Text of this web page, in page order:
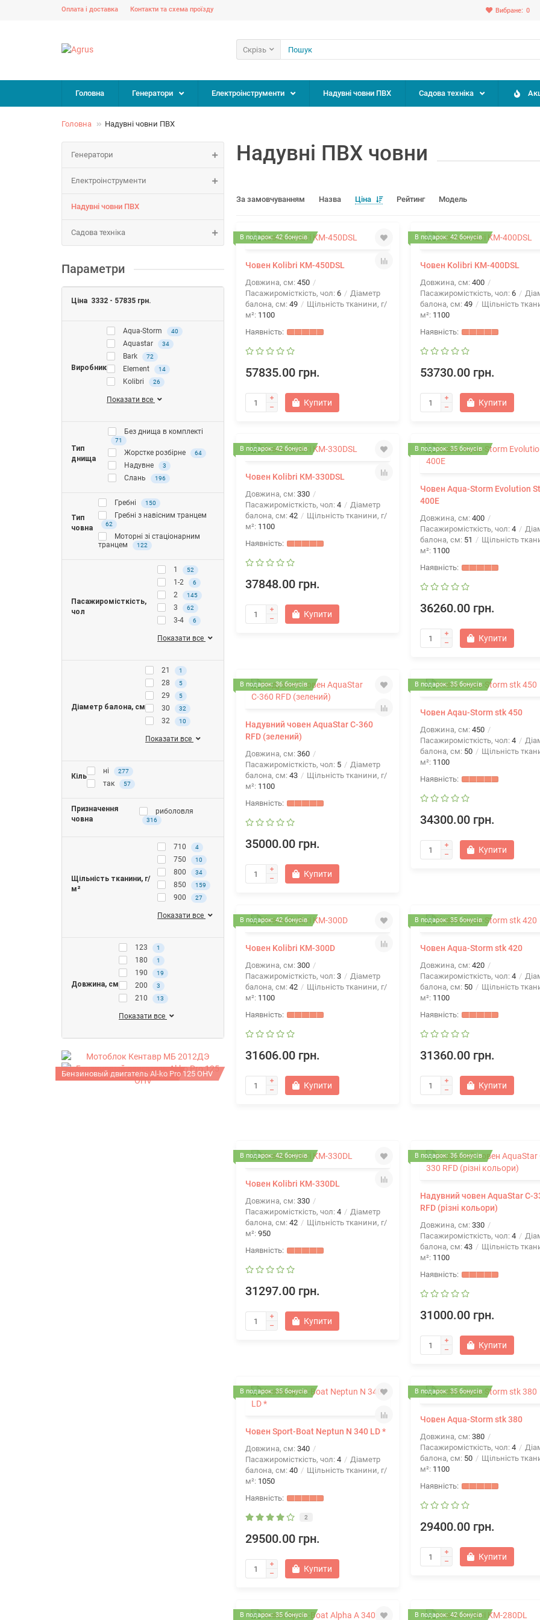
Вибране: 0
Оплата і доставка Контакти та схема проїзду
Скрізь
Головна Генератори Електроінструменти Надувні човни ПВХ Садова техніка
Головна Надувні човни ПВХ
Генератори
Електроінструменти
Надувні човни ПВХ
Садова техніка
Параметри
Ціна 3332 - 57835 грн.
Виробник
Aqua-Storm 40
Aquastar 34
Bark 72
Element 14
Kolibri 26
Показати все
Тип
днища
Без днища в комплекті
71
Жорстке розбірне 64
Надувне 3
Слань 196
Тип
човна
Гребні 150
Гребні з навісним транцем
62
Моторні зі стаціонарним
транцем
122
Пасажиромісткість,
чол
1 52
1-2 6
2 145
3 62
3-4 6
Показати все
Діаметр балона, см
21 1
28 5
29 5
30 32
32 10
Показати все
Кіль
ні 277
так 57
Призначення
човна
риболовля
316
Щільність тканини, г/
м²
710 4
750 10
800 34
850 159
900 27
Показати все
Довжина, см
123 1
180 1
190 19
200 3
210 13
Показати все
Мотоблок Кентавр МБ 2012ДЭ
Бензиновый двигатель Al-ko Pro 125 OHV
Надувні ПВХ човни
За замовчуванням Назва Ціна Рейтинг Модель
В подарок: 42 бонусів
Човен Kolibri КМ-450DSL
Довжина, см: 450
Пасажиромісткість, чол: 6
Діаметр
балона, см: 49
Щільність тканини, г/
м²: 1100
57835.00 грн.
Купити
В подарок: 42 бонусів
Човен Kolibri КМ-400DSL
Довжина, см: 400
Пасажиромісткість, чол: 6
балона, см: 49
Щільність
м²: 1100
53730.00 грн.
Купити
В подарок: 42 бонусів
Човен Kolibri КМ-330DSL
Довжина, см: 330
Пасажиромісткість, чол: 4
Діаметр
балона, см: 42
Щільність тканини, г/
м²: 1100
37848.00 грн.
Купити
В подарок: 35 бонусів
Човен Aqua-Storm Evolution
400Е
Довжина, см: 400
Пасажиромісткість, чол: 4
балона, см: 51
Щільність
м²: 1100
36260.00 грн.
Купити
В подарок: 36 бонусів
Надувний човен AquaStar С-360
RFD (зелений)
Довжина, см: 360
Пасажиромісткість, чол: 5
Діаметр
балона, см: 43
Щільність тканини, г/
м²: 1100
35000.00 грн.
Купити
В подарок: 35 бонусів
Човен Aqau-Storm stk 450
Довжина, см: 450
Пасажиромісткість, чол: 4
балона, см: 50
Щільність
м²: 1100
34300.00 грн.
Купити
В подарок: 42 бонусів
Човен Kolibri КМ-300D
Довжина, см: 300
Пасажиромісткість, чол: 3
Діаметр
балона, см: 42
Щільність тканини, г/
м²: 1100
31606.00 грн.
Купити
В подарок: 35 бонусів
Човен Aqua-Storm stk 420
Довжина, см: 420
Пасажиромісткість, чол: 4
балона, см: 50
Щільність
м²: 1100
31360.00 грн.
Купити
В подарок: 42 бонусів
Човен Kolibri КМ-330DL
Довжина, см: 330
Пасажиромісткість, чол: 4
Діаметр
балона, см: 42
Щільність тканини, г/
м²: 950
31297.00 грн.
Купити
В подарок: 36 бонусів
Надувний човен AquaStar C-
RFD (різні кольори)
Довжина, см: 330
Пасажиромісткість, чол: 4
балона, см: 43
Щільність
м²: 1100
31000.00 грн.
Купити
В подарок: 35 бонусів
Човен Sport-Boat Neptun N 340 LD *
Довжина, см: 340
Пасажиромісткість, чол: 4
Діаметр
балона, см: 40
Щільність тканини, г/
м²: 1050
2
29500.00 грн.
Купити
В подарок: 35 бонусів
Човен Aqua-Storm stk 380
Довжина, см: 380
Пасажиромісткість, чол: 4
балона, см: 50
Щільність
м²: 1100
29400.00 грн.
Купити
В подарок: 35 бонусів В подарок: 42 бонусів